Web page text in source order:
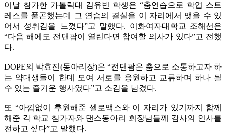
이날 참가한 가톨릭대 김유빈 학생은 “춤연습으로 학업 스트
레스를 풀곤했는데 그 연습의 결실을 이 자리에서 맺을 수 있
어서 성취감을 느꼈다”고 말했다. 이화여자대학교 조해선은
“다음 해에도 전댄팜이 열린다면 참여할 의사가 있다”고 전했
다.
DOPE의 박효진(동아리장)은 “전댄팜은 춤으로 소통하고자 하
는 약대생들이 한데 모여 서로를 응원하고 교류하며 하나 될
수 있는 즐거운 행사였다”고 소감을 남겼다.
또 “아낌없이 후원해준 셀로맥스와 이 자리가 있기까지 함께
해준 각 학교 참가자와 댄스동아리 회장님들께 감사의 인사를
전하고 싶다”고 말했다.